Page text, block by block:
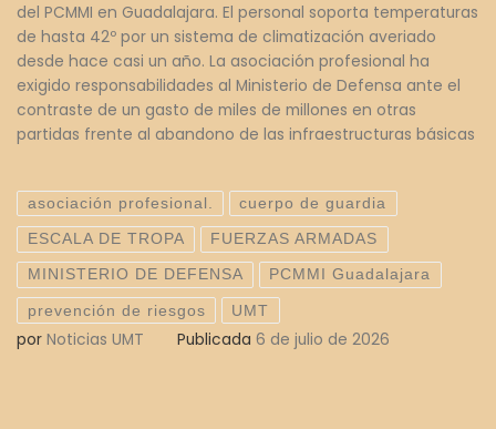
del PCMMI en Guadalajara. El personal soporta temperaturas
de hasta 42º por un sistema de climatización averiado
desde hace casi un año. La asociación profesional ha
exigido responsabilidades al Ministerio de Defensa ante el
contraste de un gasto de miles de millones en otras
partidas frente al abandono de las infraestructuras básicas
asociación profesional. cuerpo de guardia
ESCALA DE TROPA FUERZAS ARMADAS
MINISTERIO DE DEFENSA PCMMI Guadalajara
prevención de riesgos UMT
por Noticias UMT Publicada 6 de julio de 2026